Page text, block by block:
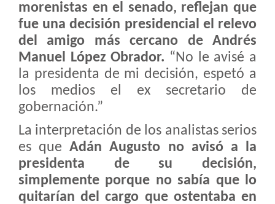
morenistas en el senado, reflejan que
fue una decisión presidencial el relevo
del amigo más cercano de Andrés
Manuel López Obrador. “No le avisé a
la presidenta de mi decisión, espetó a
los medios el ex secretario de
gobernación.”
La interpretación de los analistas serios
es queAdán Augusto no avisó a la
presidenta de su decisión,
simplemente porque no sabía que lo
quitarían del cargo que ostentaba en